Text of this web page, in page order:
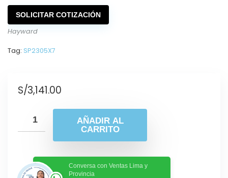
SOLICITAR COTIZACIÓN
Hayward
Tag: SP2305X7
S/3,141.00
AÑADIR AL
CARRITO
Conversa con Ventas Lima y
Provincia